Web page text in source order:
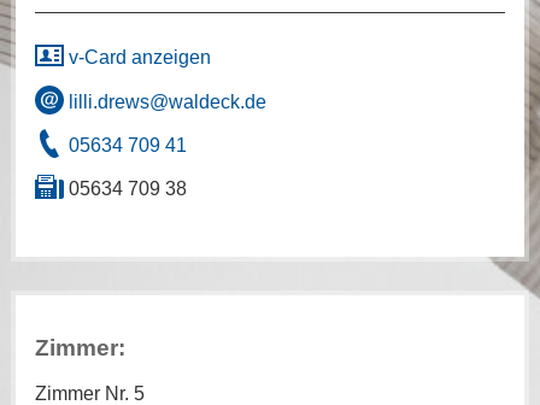
v-Card anzeigen
lilli.drews@waldeck.de
05634 709 41
05634 709 38
Zimmer:
Zimmer Nr. 5